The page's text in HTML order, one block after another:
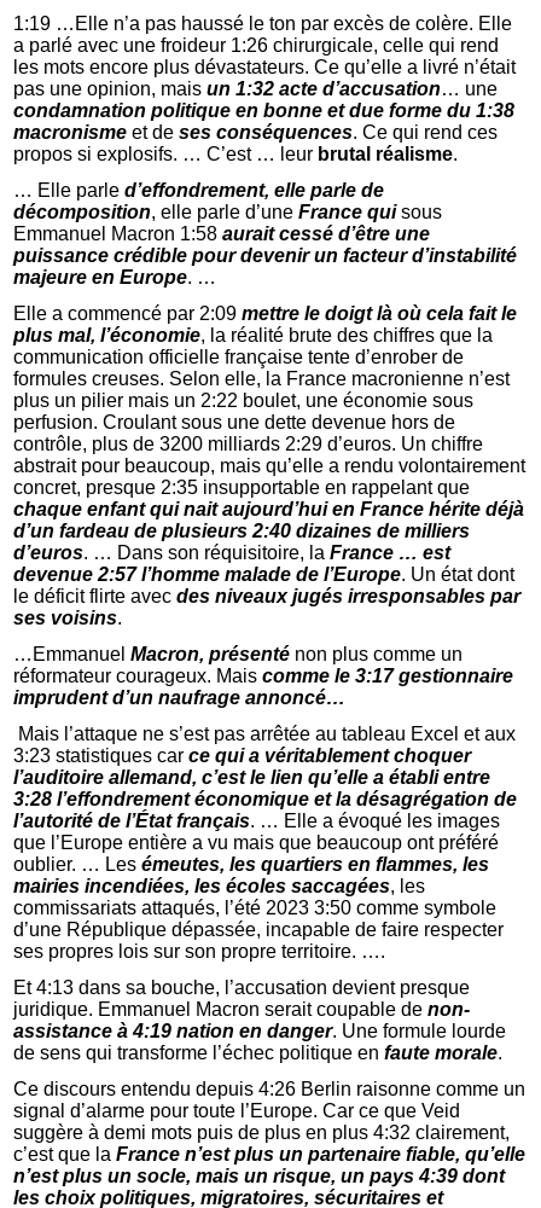
1:19 …Elle n’a pas haussé le ton par excès de colère. Elle
a parlé avec une froideur 1:26 chirurgicale, celle qui rend
les mots encore plus dévastateurs. Ce qu’elle a livré n’était
pas une opinion, maisun 1:32 acte d’accusation… une
condamnation politique en bonne et due forme du 1:38
macronisme et deses conséquences. Ce qui rend ces
propos si explosifs. … C’est … leur brutal réalisme.
… Elle parled’effondrement, elle parle de
décomposition, elle parle d’uneFrance quisous
Emmanuel Macron 1:58aurait cessé d’être une
puissance crédible pour devenir un facteur d’instabilité
majeure en Europe. …
Elle a commencé par 2:09mettre le doigt là où cela fait le
plus mal, l’économie, la réalité brute des chiffres que la
communication officielle française tente d’enrober de
formules creuses. Selon elle, la France macronienne n’est
plus un pilier mais un 2:22 boulet, une économie sous
perfusion. Croulant sous une dette devenue hors de
contrôle, plus de 3200 milliards 2:29 d’euros. Un chiffre
abstrait pour beaucoup, mais qu’elle a rendu volontairement
concret, presque 2:35 insupportable en rappelant que
chaque enfant qui nait aujourd’hui en France hérite déjà
d’un fardeau de plusieurs 2:40 dizaines de milliers
d’euros. … Dans son réquisitoire, laFrance … est
devenue 2:57 l’homme malade de l’Europe. Un état dont
le déficit flirte avecdes niveaux jugés irresponsables par
ses voisins.
…EmmanuelMacron, présenté non plus comme un
réformateur courageux. Maiscomme le 3:17 gestionnaire
imprudent d’un naufrage annoncé…
Mais l’attaque ne s’est pas arrêtée au tableau Excel et aux
3:23 statistiques carce qui a véritablement choquer
l’auditoire allemand, c’est le lien qu’elle a établi entre
3:28 l’effondrement économique et la désagrégation de
l’autorité de l’État français. … Elle a évoqué les images
que l’Europe entière a vu mais que beaucoup ont préféré
oublier. … Lesémeutes, les quartiers en flammes, les
mairies incendiées, les écoles saccagées, les
commissariats attaqués, l’été 2023 3:50 comme symbole
d’une République dépassée, incapable de faire respecter
ses propres lois sur son propre territoire. ….
Et 4:13 dans sa bouche, l’accusation devient presque
juridique. Emmanuel Macron serait coupable denon-
assistance à 4:19 nation en danger. Une formule lourde
de sens qui transforme l’échec politique enfaute morale.
Ce discours entendu depuis 4:26 Berlin raisonne comme un
signal d’alarme pour toute l’Europe. Car ce que Veid
suggère à demi mots puis de plus en plus 4:32 clairement,
c’est que laFrance n’est plus un partenaire fiable, qu’elle
n’est plus un socle, mais un risque, un pays 4:39 dont
les choix politiques, migratoires, sécuritaires et